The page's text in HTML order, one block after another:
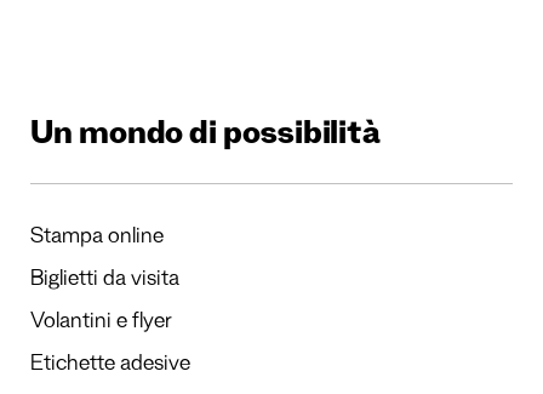
Un mondo di possibilità
Stampa online
Biglietti da visita
Volantini e flyer
Etichette adesive